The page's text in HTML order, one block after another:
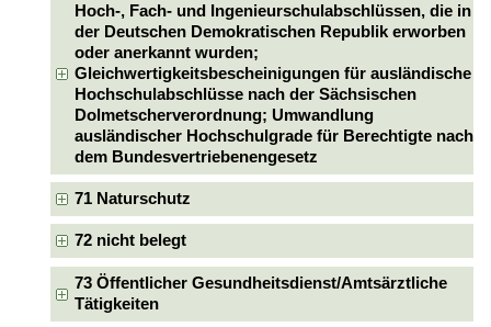
Hoch-, Fach- und Ingenieurschulabschlüssen, die in
der Deutschen Demokratischen Republik erworben
oder anerkannt wurden;
Gleichwertigkeitsbescheinigungen für ausländische
Hochschulabschlüsse nach der Sächsischen
Dolmetscherverordnung; Umwandlung
ausländischer Hochschulgrade für Berechtigte nach
dem Bundesvertriebenengesetz
71 Naturschutz
72 nicht belegt
73 Öffentlicher Gesundheitsdienst/Amtsärztliche
Tätigkeiten